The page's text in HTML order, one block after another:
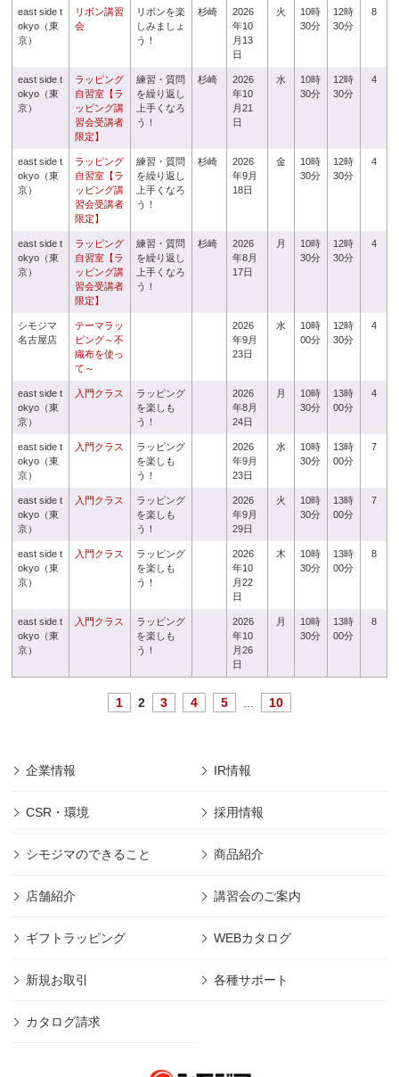
east side t
okyo（東
京）
リボン講習
会
リボンを楽
しみましょ
う！
杉崎
2026
年10
月13
日
火
10時
30分
12時
30分
8
east side t
okyo（東
京）
ラッピング
自習室【ラ
ッピング講
習会受講者
限定】
練習・質問
を繰り返し
上手くなろ
う！
杉崎
2026
年10
月21
日
水
10時
30分
12時
30分
4
east side t
okyo（東
京）
ラッピング
自習室【ラ
ッピング講
習会受講者
限定】
練習・質問
を繰り返し
上手くなろ
う！
杉崎
2026
年9月
18日
金
10時
30分
12時
30分
4
east side t
okyo（東
京）
ラッピング
自習室【ラ
ッピング講
習会受講者
限定】
練習・質問
を繰り返し
上手くなろ
う！
杉崎
2026
年8月
17日
月
10時
30分
12時
30分
4
シモジマ
名古屋店
テーマラッ
ピング～不
織布を使っ
て～
2026
年9月
23日
水
10時
00分
12時
30分
4
east side t
okyo（東
京）
入門クラス
ラッピング
を楽しも
う！
2026
年8月
24日
月
10時
30分
13時
00分
4
east side t
okyo（東
京）
入門クラス
ラッピング
を楽しも
う！
2026
年9月
23日
水
10時
30分
13時
00分
7
east side t
okyo（東
京）
入門クラス
ラッピング
を楽しも
う！
2026
年9月
29日
火
10時
30分
13時
00分
7
east side t
okyo（東
京）
入門クラス
ラッピング
を楽しも
う！
2026
年10
月22
日
木
10時
30分
13時
00分
8
east side t
okyo（東
京）
入門クラス
ラッピング
を楽しも
う！
2026
年10
月26
日
月
10時
30分
13時
00分
8
1 2 3 4 5 10
企業情報 IR情報
CSR・環境 採用情報
シモジマのできること 商品紹介
店舗紹介 講習会のご案内
ギフトラッピング WEBカタログ
新規お取引 各種サポート
カタログ請求